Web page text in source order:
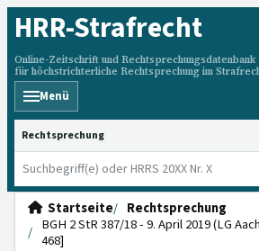
HRR-Strafrecht
Online-Zeitschrift und Rechtsprechungsdatenbank
für höchstrichterliche Rechtsprechung im
Menü
HRRS durchsuchen
Startseite
Rechtsprechung
BGH 2 StR 387/18 - 9. April 2019 (LG
468]